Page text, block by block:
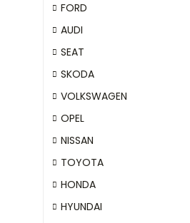
FORD
AUDI
SEAT
SKODA
VOLKSWAGEN
OPEL
NISSAN
TOYOTA
HONDA
HYUNDAI